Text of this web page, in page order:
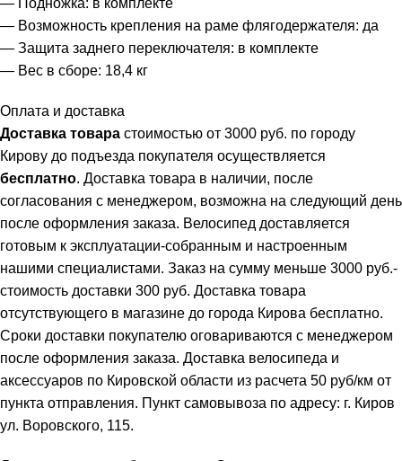
— Подножка: в комплекте
— Возможность крепления на раме флягодержателя: да
— Защита заднего переключателя: в комплекте
— Вес в сборе: 18,4 кг
Оплата и доставка
Доставка товара стоимостью от 3000 руб. по городу
Кирову до подъезда покупателя осуществляется
бесплатно. Доставка товара в наличии, после
согласования с менеджером, возможна на следующий день
после оформления заказа. Велосипед доставляется
готовым к эксплуатации-собранным и настроенным
нашими специалистами. Заказ на сумму меньше 3000 руб.-
стоимость доставки 300 руб. Доставка товара
отсутствующего в магазине до города Кирова бесплатно.
Сроки доставки покупателю оговариваются с менеджером
после оформления заказа. Доставка велосипеда и
аксессуаров по Кировской области из расчета 50 руб/км от
пункта отправления. Пункт самовывоза по адресу: г. Киров
ул. Воровского, 115.